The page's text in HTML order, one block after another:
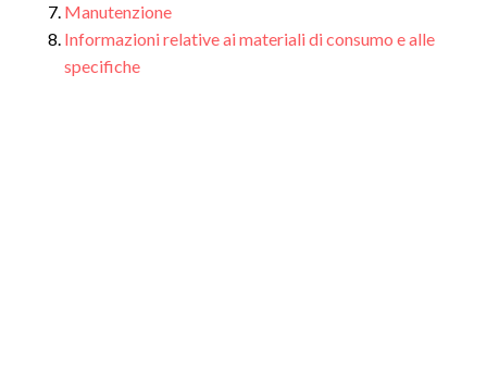
Manutenzione
Informazioni relative ai materiali di consumo e alle
specifiche